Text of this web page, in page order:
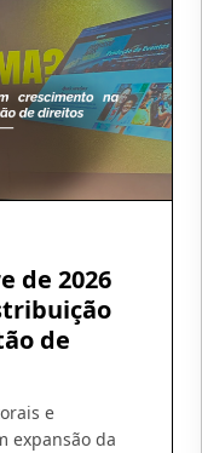
de 2026
de
e
expansão da